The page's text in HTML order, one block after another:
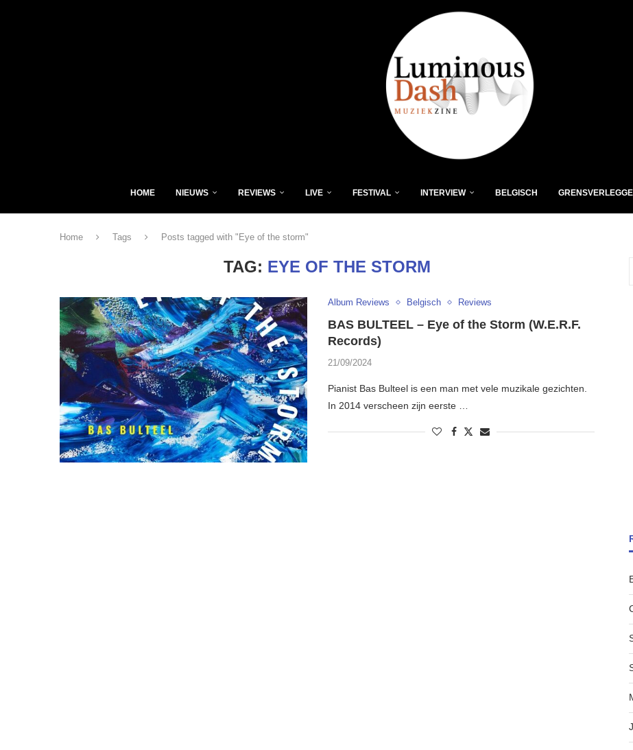
HOME NIEUWS REVIEWS LIVE FESTIVAL INTERVIEW BELGISCH
Home Tags Posts tagged with "Eye of the storm"
TAG: EYE OF THE STORM
Album Reviews Belgisch Reviews
BAS BULTEEL – Eye of the Storm (W.E.R.F.
Records)
21/09/2024
Pianist Bas Bulteel is een man met vele muzikale gezichten.
In 2014 verscheen zijn eerste …